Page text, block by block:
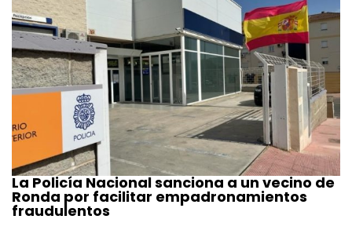
La Policía Nacional sanciona a un vecino de
Ronda por facilitar empadronamientos
fraudulentos